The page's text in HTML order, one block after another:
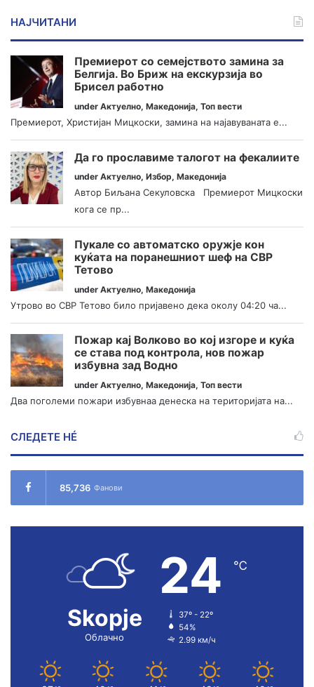
НАЈЧИТАНИ
Премиерот со семејството замина за
Белгија. Во Бриж на екскурзија во
Брисел работно
under Актуелно, Македонија, Топ вести
Премиерот, Христијан Мицкоски, замина на најавуваната е...
Да го прославиме талогот на фекалиите
under Актуелно, Избор, Македонија
Автор Биљана Секуловска Премиерот Мицкоски
кога се пр...
Пукале со автоматско оружје кон
куќата на поранешниот шеф на СВР
Тетово
under Актуелно, Македонија
Утрово во СВР Тетово било пријавено дека околу 04:20 ча...
Пожар кај Волково во кој изгоре и куќа
се става под контрола, нов пожар
избувна зад Водно
under Актуелно, Македонија, Топ вести
Два поголеми пожари избувнаа денеска на територијата на...
СЛЕДЕТЕ НÉ
85,736 Фанови
Skopje
Облачно
24 ℃
37º - 22º
54%
2.99 км/ч